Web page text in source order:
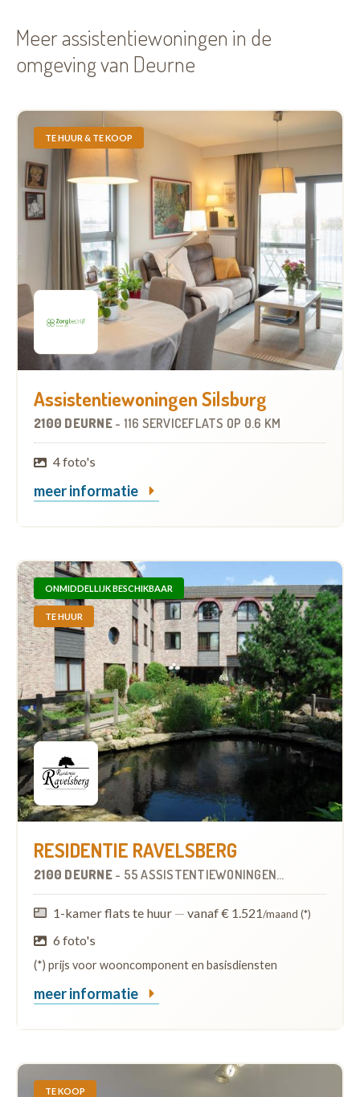
Meer assistentiewoningen in de
omgeving van Deurne
TE HUUR & TE KOOP
Assistentiewoningen Silsburg
2100 DEURNE - 116 SERVICEFLATS OP 0.6 KM
4 foto's
meer informatie
ONMIDDELLIJK BESCHIKBAAR
TE HUUR
RESIDENTIE RAVELSBERG
2100 DEURNE - 55 ASSISTENTIEWONINGEN OP
1-kamer flats te huur — vanaf € 1.521/maand (*)
6 foto's
(*) prijs voor wooncomponent en basisdiensten
meer informatie
TE KOOP